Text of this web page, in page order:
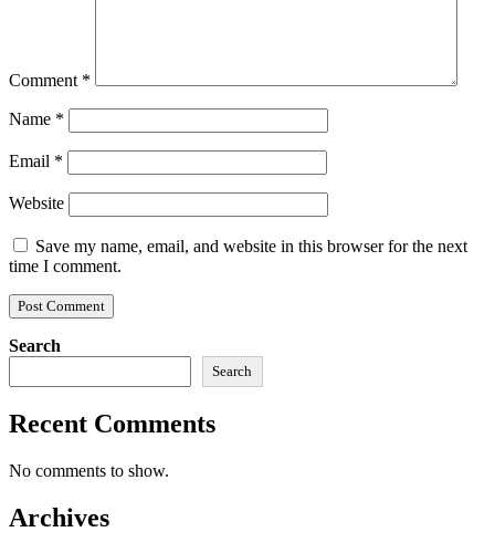
Comment *
Name *
Email *
Website
Save my name, email, and website in this browser for the next
time I comment.
Search
Search
Recent Comments
No comments to show.
Archives